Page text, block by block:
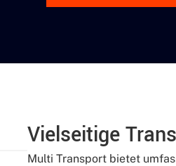
Vielseitige
Multi Transport bietet